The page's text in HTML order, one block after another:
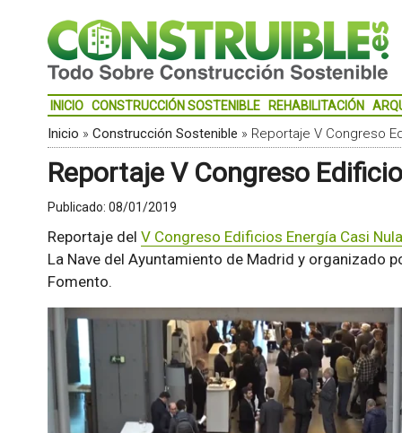
INICIO CONSTRUCCIÓN SOSTENIBLE REHABILITACIÓN
Inicio » Construcción Sostenible » Reportaje V Congreso
Reportaje V Congreso
Publicado: 08/01/2019
Reportaje del V Congreso Edificios Energía Casi Nula
La Nave del Ayuntamiento de Madrid y organizado
Fomento.